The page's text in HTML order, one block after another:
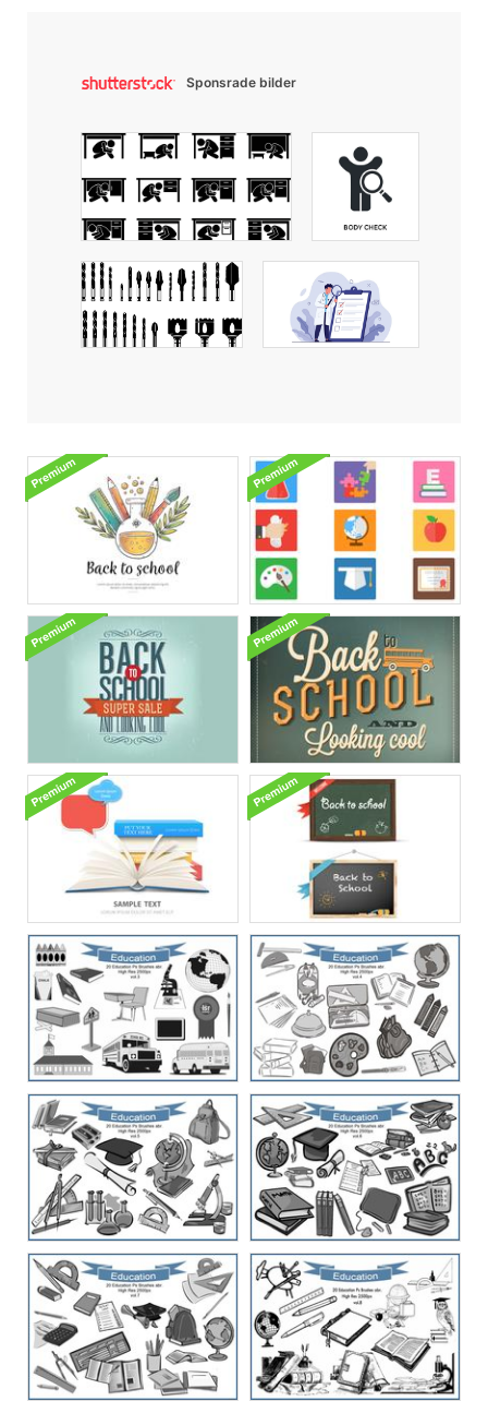
Sponsrade bilder